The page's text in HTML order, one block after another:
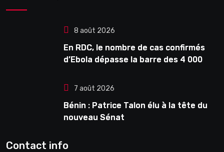
8 août 2026
En RDC, le nombre de cas confirmés
d’Ebola dépasse la barre des 4 000
7 août 2026
Bénin : Patrice Talon élu à la tête du
nouveau Sénat
Contact info